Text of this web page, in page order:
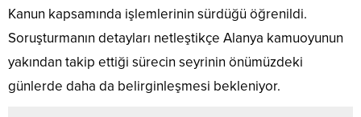
Kanun kapsamında işlemlerinin sürdüğü öğrenildi.
Soruşturmanın detayları netleştikçe Alanya kamuoyunun
yakından takip ettiği sürecin seyrinin önümüzdeki
günlerde daha da belirginleşmesi bekleniyor.